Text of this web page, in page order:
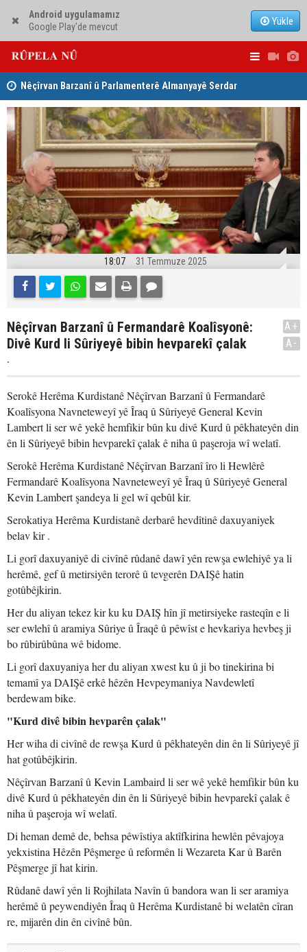
Android uygulamamız
Google Play'de mevcut
Yükle
Nêçîrvan Barzanî û Parlamenterê Almanyayê Serdar
Yuksel civiyan Kerkûkê
18:07 31 Temmuze 2025
Nêçîrvan Barzanî û Fermandarê Koalîsyonê:
Divê Kurd li Sûriyeyê bibin hevparekî çalak
.
A+
A-
Serokê Herêma Kurdistanê Nêçîrvan Barzanî û Fermandarê
Koalîsyona Navneteweyî yê Îraq û Sûriyeyê General Kevin
Lambert li ser wê yekê hemfikir bûn ku divê Kurd û pêkhateyên din
ên li Sûriyeyê bibin hevparekî çalak ê niha û paşeroja wî welatî.
Serokê Herêma Kurdistanê Nêçîrvan Barzanî îro li Hewlêrê
Fermandarê Koalîsyona Navneteweyî yê Îraq û Sûriyeyê General
Kevin Lambert şandeya li gel wî qebûl kir.
Serokatiya Herêma Kurdistanê derbarê hevdîtinê daxuyaniyek
belav kir .
Li gorî daxuyaniyê di civînê rûdanê dawî yên rewşa ewlehiyê ya li
herêmê, gef û metirsiyên terorê û tevgerên DAIŞê hatin
gotûbêjkirin.
Her du aliyan tekez kir ku ku DAIŞ hîn jî metirsiyeke rasteqîn e li
ser ewlehî û aramiya Sûriye û Îraqê û pêwîst e hevkariya hevbeş ji
bo rûbirûbûna wê bidome.
Li gorî daxuyaniya her du aliyan xwest ku û ji bo tinekirina bi
temamî ya DAIŞê erkê hêzên Hevpeymaniya Navdewletî
berdewam bike.
"Kurd divê bibin hevparên çalak"
Her wiha di civînê de rewşa Kurd û pêkhateyên din ên li Sûriyeyê jî
hat gotûbêjkirin.
Nêçîrvan Barzanî û Kevin Lambaird li ser wê yekê hemfikir bûn ku
divê Kurd û pêkhateyên din ên li Sûriyeyê bibin hevparekî çalak ê
niha û paşeroja wî welatî.
Di heman demê de, behsa pêwîstiya aktîfkirina hewlên pêvajoya
yekxistina Hêzên Pêşmerge û reformên li Wezareta Kar û Barên
Pêşmerge jî hat kirin.
Rûdanê dawî yên li Rojhilata Navîn û bandora wan li ser aramiya
herêmê û peywendiyên Îraq û Herêma Kurdistanê bi welatên cîran
re, mijarên din ên civînê bûn.